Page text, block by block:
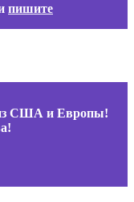
пишите
США и Европы!